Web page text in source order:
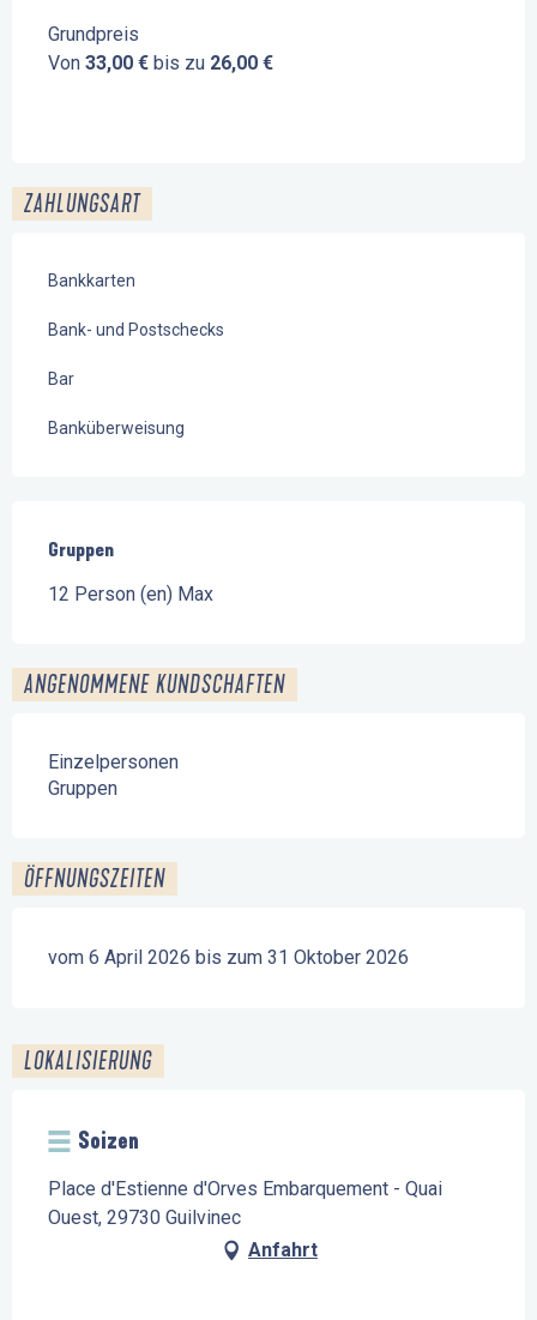
Grundpreis
Von 33,00 € bis zu 26,00 €
ZAHLUNGSART
Bankkarten
Bank- und Postschecks
Bar
Banküberweisung
Gruppen
Gruppen
12 Person (en) Max
ANGENOMMENE KUNDSCHAFTEN
Einzelpersonen
Gruppen
ÖFFNUNGSZEITEN
vom 6 April 2026 bis zum 31 Oktober 2026
LOKALISIERUNG
Soizen
Place d'Estienne d'Orves Embarquement - Quai
Ouest, 29730 Guilvinec
Anfahrt